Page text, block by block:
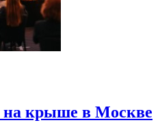
крыше в Москве